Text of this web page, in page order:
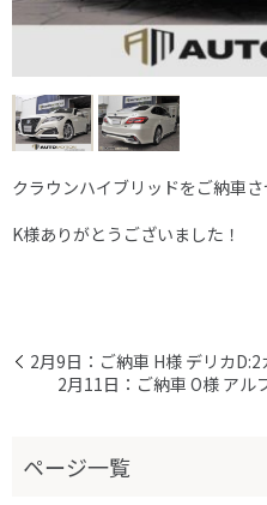
クラウンハイブリッドをご納車さ
K様ありがとうございました！
2月9日：ご納車 H様 デリカD:2
2月11日：ご納車 O様 アル